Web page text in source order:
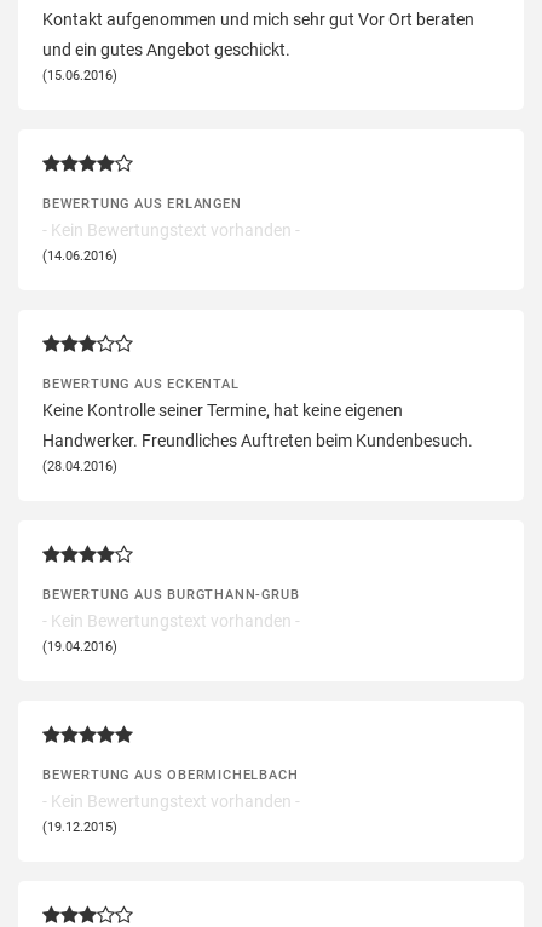
Kontakt aufgenommen und mich sehr gut Vor Ort beraten
und ein gutes Angebot geschickt.
(15.06.2016)
BEWERTUNG AUS ERLANGEN
- Kein Bewertungstext vorhanden -
(14.06.2016)
BEWERTUNG AUS ECKENTAL
Keine Kontrolle seiner Termine, hat keine eigenen
Handwerker. Freundliches Auftreten beim Kundenbesuch.
(28.04.2016)
BEWERTUNG AUS BURGTHANN-GRUB
- Kein Bewertungstext vorhanden -
(19.04.2016)
BEWERTUNG AUS OBERMICHELBACH
- Kein Bewertungstext vorhanden -
(19.12.2015)